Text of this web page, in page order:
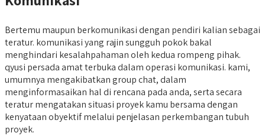
Bertemu maupun berkomunikasi dengan pendiri kalian sebagai
teratur. komunikasi yang rajin sungguh pokok bakal
menghindari kesalahpahaman oleh kedua rompeng pihak.
qyusi persada amat terbuka dalam operasi komunikasi. kami,
umumnya mengakibatkan group chat, dalam
menginformasaikan hal di rencana pada anda, serta secara
teratur mengatakan situasi proyek kamu bersama dengan
kenyataan obyektif melalui penjelasan perkembangan tubuh
proyek.